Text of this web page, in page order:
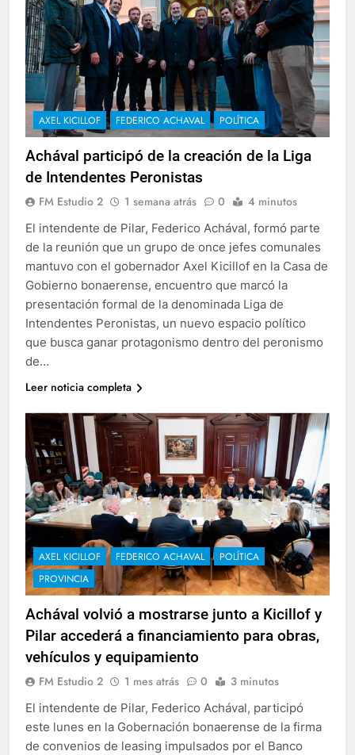
AXEL KICILLOF FEDERICO ACHAVAL POLÍTICA
Achával participó de la creación de la Liga
de Intendentes Peronistas
FM Estudio 2 1 semana atrás 0 4 minutos
El intendente de Pilar, Federico Achával, formó parte
de la reunión que un grupo de once jefes comunales
mantuvo con el gobernador Axel Kicillof en la Casa de
Gobierno bonaerense, encuentro que marcó la
presentación formal de la denominada Liga de
Intendentes Peronistas, un nuevo espacio político
que busca ganar protagonismo dentro del peronismo
de…
Leer noticia completa
AXEL KICILLOF FEDERICO ACHAVAL
POLÍTICA
PROVINCIA
Achával volvió a mostrarse junto a Kicillof y
Pilar accederá a financiamiento para obras,
vehículos y equipamiento
FM Estudio 2 1 mes atrás 0 3 minutos
El intendente de Pilar, Federico Achával, participó
este lunes en la Gobernación bonaerense de la firma
de convenios de leasing impulsados por el Banco